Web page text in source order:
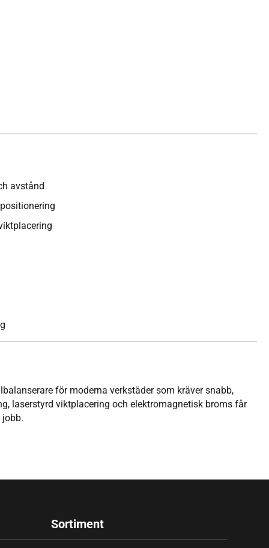
avstånd
för moderna verkstäder som kräver snabb,
laserstyrd viktplacering och elektromagnetisk broms får
Sortiment